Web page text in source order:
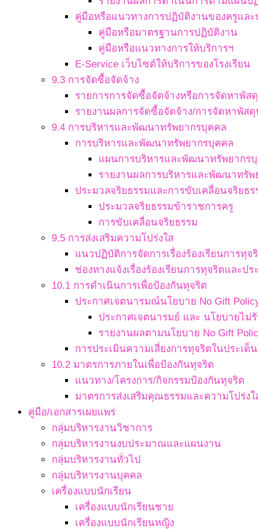
คู่มือหรือแนวทางการปฏิบัติงานของครูและ
คู่มือหรือมาตรฐานการปฏิบัติงาน
คู่มือหรือแนวทางการให้บริการฯ
E-Service เว็บไซต์ให้บริการของโรงเรียน
9.3 การจัดซื้อจัดจ้าง
รายการการจัดซื้อจัดจ้างหรือการจัดหาพัสดุ
รายงานผลการจัดซื้อจัดจ้าง/การจัดหาพัสดุ
9.4 การบริหารและพัฒนาทรัพยากรบุคคล
การบริหารและพัฒนาทรัพยากรบุคคล
แผนการบริหารและพัฒนาทรัพยากร
รายงานผลการบริหารและพัฒนาทรัพ
ประมวลจริยธรรมและการขับเคลื่อนจริยธร
ประมวลจริยธรรมข้าราชการครู
การขับเคลื่อนจริยธรรม
9.5 การส่งเสริมความโปร่งใส
แนวปฏิบัติการจัดการเรื่องร้องเรียนการทุ
ช่องทางแจ้งเรื่องร้องเรียนการทุจริตและป
10.1 การดำเนินการเพื่อป้องกันทุจริต
ประกาศเจตนารมณ์นโยบาย No Gift
ประกาศเจตนารมย์ และ นโยบายไม่
รายงานผลตามนโยบาย No Gift
การประเมินความเสี่ยงการทุจริตในประเ
10.2 มาตรการภายในเพื่อป้องกันทุจริต
แนวทาง/โครงการ/กิจกรรมป้องกันทุจริต
มาตรการส่งเสริมคุณธรรมและความโปร่ง
คู่มือ/เอกสารเผยแพร่
กลุ่มบริหารงานวิชาการ
กลุ่มบริหารงานงบประมาณและแผนงาน
กลุ่มบริหารงานทั่วไป
กลุ่มบริหารงานบุคคล
เครื่องแบบนักเรียน
เครื่องแบบนักเรียนชาย
เครื่องแบบนักเรียนหญิง